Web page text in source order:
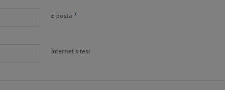
E-posta *
İnternet sitesi